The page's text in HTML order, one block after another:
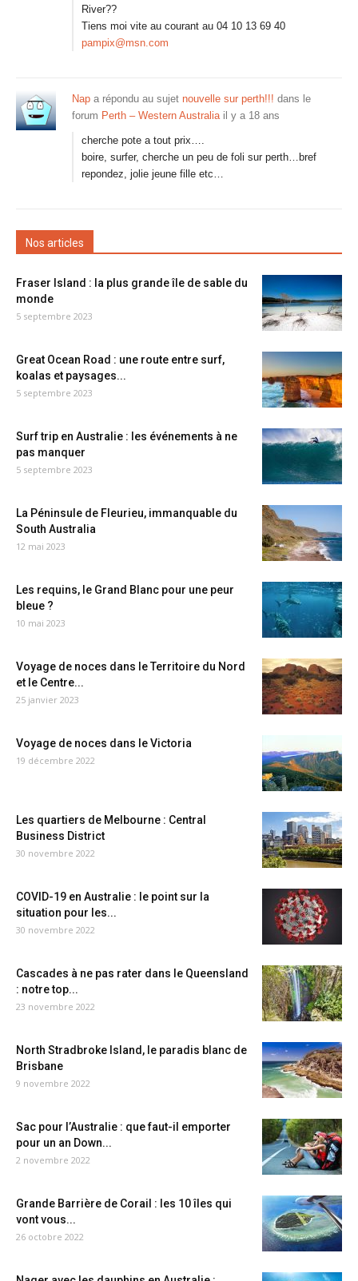
River??
Tiens moi vite au courant au 04 10 13 69 40
pampix@msn.com
Nap a répondu au sujet nouvelle sur perth!!! dans le
forum Perth – Western Australia il y a 18 ans
cherche pote a tout prix….
boire, surfer, cherche un peu de foli sur perth…bref
repondez, jolie jeune fille etc…
Nos articles
Fraser Island : la plus grande île de sable du
monde
5 septembre 2023
Great Ocean Road : une route entre surf,
koalas et paysages...
5 septembre 2023
Surf trip en Australie : les événements à ne
pas manquer
5 septembre 2023
La Péninsule de Fleurieu, immanquable du
South Australia
12 mai 2023
Les requins, le Grand Blanc pour une peur
bleue ?
10 mai 2023
Voyage de noces dans le Territoire du Nord
et le Centre...
25 janvier 2023
Voyage de noces dans le Victoria
19 décembre 2022
Les quartiers de Melbourne : Central
Business District
30 novembre 2022
COVID-19 en Australie : le point sur la
situation pour les...
30 novembre 2022
Cascades à ne pas rater dans le Queensland
: notre top...
23 novembre 2022
North Stradbroke Island, le paradis blanc de
Brisbane
9 novembre 2022
Sac pour l’Australie : que faut-il emporter
pour un an Down...
2 novembre 2022
Grande Barrière de Corail : les 10 îles qui
vont vous...
26 octobre 2022